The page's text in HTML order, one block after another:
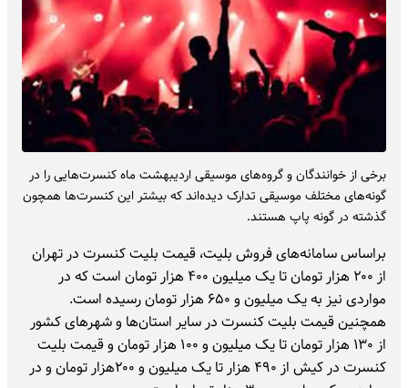
برخی از خوانندگان و گروه‌های موسیقی اردیبهشت ماه کنسرت‌هایی را در
گونه‌های مختلف موسیقی تدارک دیده‌اند که بیشتر این کنسرت‌ها همچون
گذشته در گونه پاپ هستند.
براساس سامانه‌های فروش بلیت، قیمت بلیت کنسرت در تهران
از ۲۰۰ هزار تومان تا یک میلیون ۴۰۰ هزار تومان است که در
مواردی نیز به یک میلیون و ۶۵۰ هزار تومان رسیده است.
همچنین قیمت بلیت کنسرت در سایر استان‌ها و شهرهای کشور
از ۱۳۰ هزار تومان تا یک میلیون و ۱۰۰ هزار تومان و قیمت بلیت
کنسرت در کیش از ۴۹۰ هزار تا یک میلیون و ۲۰۰هزار تومان و در